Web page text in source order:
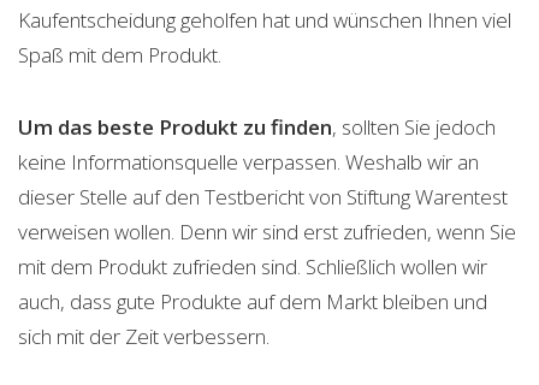
Kaufentscheidung geholfen hat und wünschen Ihnen viel
Spaß mit dem Produkt.
Um das beste Produkt zu finden, sollten Sie jedoch
keine Informationsquelle verpassen. Weshalb wir an
dieser Stelle auf den Testbericht von Stiftung Warentest
verweisen wollen. Denn wir sind erst zufrieden, wenn Sie
mit dem Produkt zufrieden sind. Schließlich wollen wir
auch, dass gute Produkte auf dem Markt bleiben und
sich mit der Zeit verbessern.